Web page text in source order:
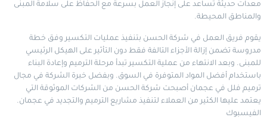
معدات حديثة تساعد على إنجاز العمل بسرعة مع الحفاظ على سلامة المبنى
والمناطق المحيطة.
يقوم فريق العمل في شركة الحسن بتنفيذ عمليات التكسير وفق خطة
مدروسة تضمن إزالة الأجزاء التالفة فقط دون التأثير على الهيكل الرئيسي
للمبنى. وبعد الانتهاء من عملية التكسير تبدأ مرحلة الترميم وإعادة البناء
باستخدام أفضل المواد المتوفرة في السوق. وبفضل خبرة الشركة في مجال
ترميم فلل في عجمان أصبحت شركة الحسن من الشركات الموثوقة التي
يعتمد عليها الكثير من العملاء لتنفيذ مشاريع الترميم والتجديد في عجمان.
الفيسبوك